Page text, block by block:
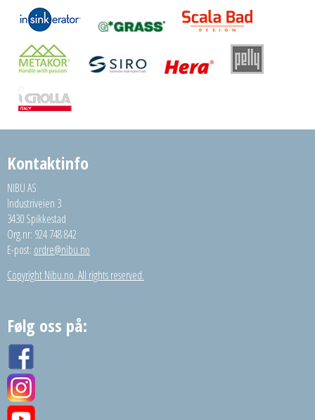
Kontaktinfo
NIBU AS
Industriveien 3
3430 Spikkestad
Org.nr: 924 748 842
E-post: ordre@nibu.no
Copyright Nibu.no. All rights reserved.
Følg oss på: